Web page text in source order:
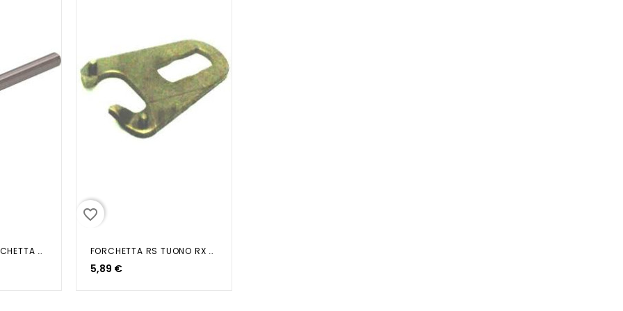
PERNO GUIDA FORCHETTA S/CODOLO...
favorite_border
FORCHETTA RS TUONO RX PEGASO 50
5,89 €